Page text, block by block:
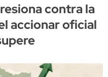
contra la
accionar oficial